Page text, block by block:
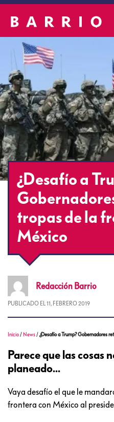
¿Desafío a
tropas de la
México
Redacción Barrio
PUBLICADO EL 11, FEBRERO 2019
Inicio / News /¿Desafío a Trump? Gobernadores
Parece que las cosas
planeado...
Vaya desafío el que le
frontera con México al